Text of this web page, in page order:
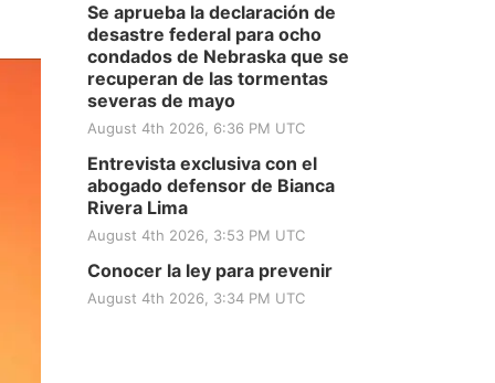
Se aprueba la declaración de
desastre federal para ocho
condados de Nebraska que se
recuperan de las tormentas
severas de mayo
August 4th 2026, 6:36 PM UTC
Entrevista exclusiva con el
abogado defensor de Bianca
Rivera Lima
August 4th 2026, 3:53 PM UTC
Conocer la ley para prevenir
August 4th 2026, 3:34 PM UTC